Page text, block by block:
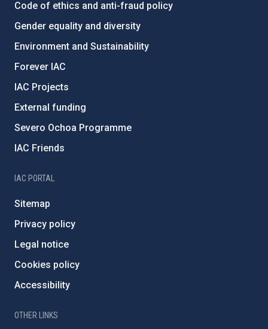
Code of ethics and anti-fraud policy
Gender equality and diversity
Environment and Sustainability
Forever IAC
IAC Projects
External funding
Severo Ochoa Programme
IAC Friends
IAC PORTAL
Sitemap
Privacy policy
Legal notice
Cookies policy
Accessibility
OTHER LINKS